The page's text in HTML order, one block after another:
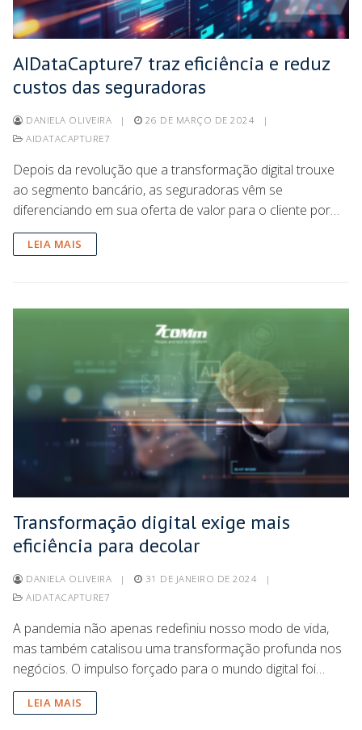
AIDataCapture7 traz eficiência e reduz
custos das seguradoras
DANIELA OLIVEIRA | 26 DE MARÇO DE 2024
|
AIDATACAPTURE7
Depois da revolução que a transformação digital trouxe
ao segmento bancário, as seguradoras vêm se
diferenciando em sua oferta de valor para o cliente por…
LEIA MAIS
Transformação digital exige mais
eficiência para decolar
DANIELA OLIVEIRA | 31 DE JANEIRO DE 2024
|
AIDATACAPTURE7
A pandemia não apenas redefiniu nosso modo de vida,
mas também catalisou uma transformação profunda nos
negócios. O impulso forçado para o mundo digital foi…
LEIA MAIS